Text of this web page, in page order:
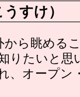
すけ）
から眺める
りたいと思
、オープン